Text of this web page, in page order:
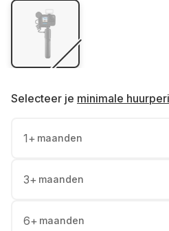
Selecteer je minimale
1+ maanden
3+ maanden
6+ maanden